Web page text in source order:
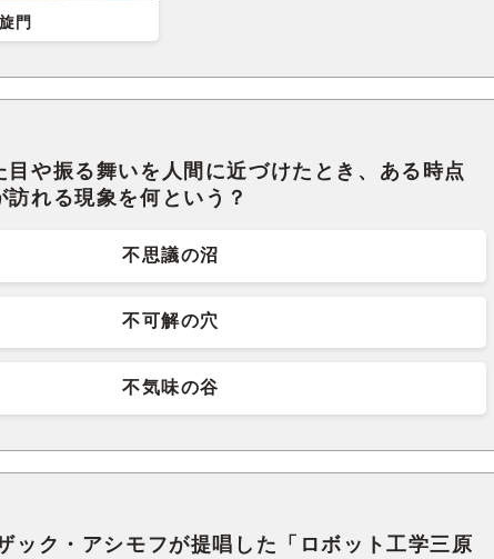
門
目や振る舞いを人間に近づけたとき、ある時点
訪れる現象を何という？
不思議の沼
不可解の穴
不気味の谷
ック・アシモフが提唱した「ロボット工学三原